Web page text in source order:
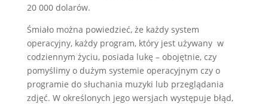
20 000 dolarów.
Śmiało można powiedzieć, że każdy system
operacyjny, każdy program, który jest używany w
codziennym życiu, posiada lukę – obojętnie, czy
pomyślimy o dużym systemie operacyjnym czy o
programie do słuchania muzyki lub przeglądania
zdjęć. W określonych jego wersjach występuje błąd,